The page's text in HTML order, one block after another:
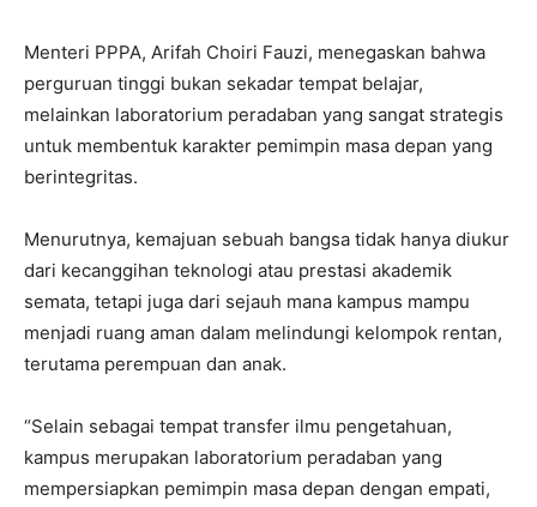
Menteri PPPA, Arifah Choiri Fauzi, menegaskan bahwa
perguruan tinggi bukan sekadar tempat belajar,
melainkan laboratorium peradaban yang sangat strategis
untuk membentuk karakter pemimpin masa depan yang
berintegritas.
Menurutnya, kemajuan sebuah bangsa tidak hanya diukur
dari kecanggihan teknologi atau prestasi akademik
semata, tetapi juga dari sejauh mana kampus mampu
menjadi ruang aman dalam melindungi kelompok rentan,
terutama perempuan dan anak.
“Selain sebagai tempat transfer ilmu pengetahuan,
kampus merupakan laboratorium peradaban yang
mempersiapkan pemimpin masa depan dengan empati,